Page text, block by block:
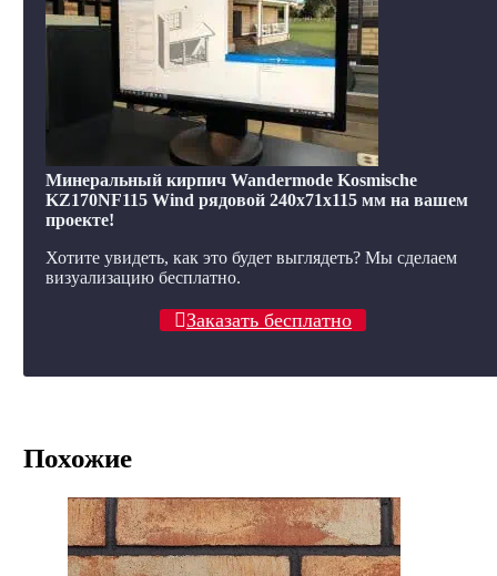
Минеральный кирпич Wandermode Kosmische
KZ170NF115 Wind рядовой 240x71x115 мм на вашем
проекте!
Хотите увидеть, как это будет выглядеть? Мы сделаем
визуализацию бесплатно.
Заказать бесплатно
Похожие